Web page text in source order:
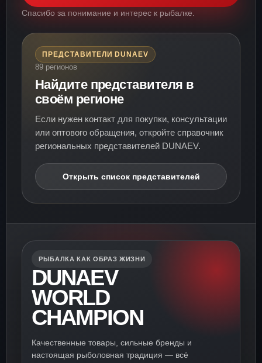
Спасибо за понимание и интерес к рыбалке.
ПРЕДСТАВИТЕЛИ DUNAEV
89 регионов
Найдите представителя в
своём регионе
Если нужен контакт для покупки, консультации
или оптового обращения, откройте справочник
региональных представителей DUNAEV.
Открыть список представителей
РЫБАЛКА КАК ОБРАЗ ЖИЗНИ
DUNAEV
WORLD
CHAMPION
Качественные товары, сильные бренды и
настоящая рыболовная традиция — всё